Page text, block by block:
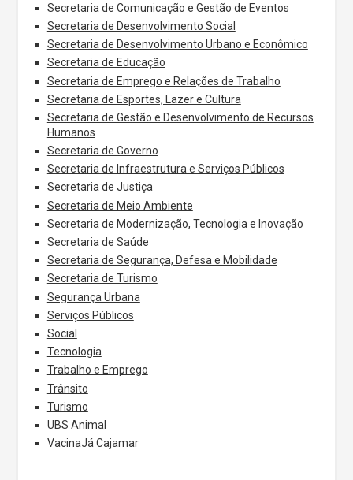
Secretaria de Comunicação e Gestão de Eventos
Secretaria de Desenvolvimento Social
Secretaria de Desenvolvimento Urbano e Econômico
Secretaria de Educação
Secretaria de Emprego e Relações de Trabalho
Secretaria de Esportes, Lazer e Cultura
Secretaria de Gestão e Desenvolvimento de Recursos
Humanos
Secretaria de Governo
Secretaria de Infraestrutura e Serviços Públicos
Secretaria de Justiça
Secretaria de Meio Ambiente
Secretaria de Modernização, Tecnologia e Inovação
Secretaria de Saúde
Secretaria de Segurança, Defesa e Mobilidade
Secretaria de Turismo
Segurança Urbana
Serviços Públicos
Social
Tecnologia
Trabalho e Emprego
Trânsito
Turismo
UBS Animal
VacinaJá Cajamar